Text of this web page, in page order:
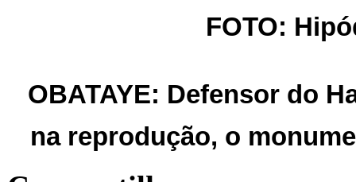
FOTO:
OBATAYE: Defensor do
na reprodução, o